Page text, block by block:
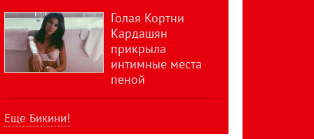
Голая Кортни
Кардашян
прикрыла
интимные места
пеной
Еще Бикини!